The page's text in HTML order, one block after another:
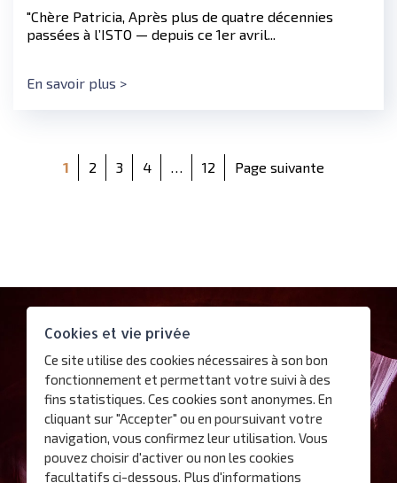
"Chère Patricia, Après plus de quatre décennies
passées à l’ISTO — depuis ce 1er avril...
En savoir plus >
1 2 3 4 … 12 Page suivante
Plan d’accès
Nous suivre
S'abonner à la Newsletter
Mentions légales
Cookies et vie privée
Ce site utilise des cookies nécessaires à son bon
fonctionnement et permettant votre suivi à des
fins statistiques. Ces cookies sont anonymes. En
cliquant sur "Accepter" ou en poursuivant votre
navigation, vous confirmez leur utilisation. Vous
pouvez choisir d'activer ou non les cookies
facultatifs ci-dessous. Plus d'informations